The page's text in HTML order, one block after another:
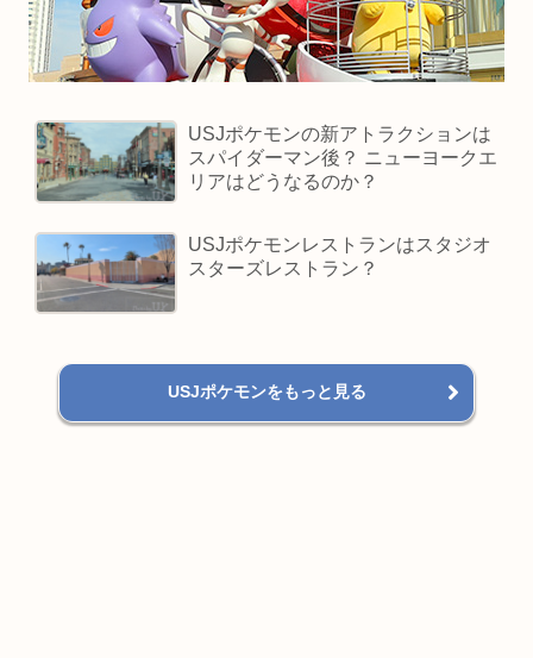
USJポケモンの新アトラクションは
スパイダーマン後？ ニューヨークエ
リアはどうなるのか？
USJポケモンレストランはスタジオ
スターズレストラン？
USJポケモンをもっと見る